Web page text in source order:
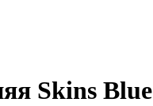
Skins Blue